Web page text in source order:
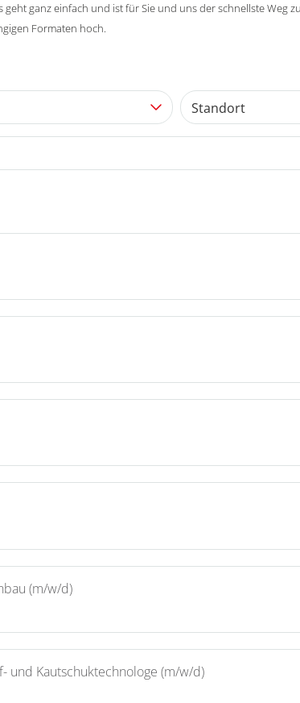
ganz einfach und ist für Sie und uns der schnellste Weg
Formaten hoch.
Standort
(m/w/d)
und Kautschuktechnologe (m/w/d)